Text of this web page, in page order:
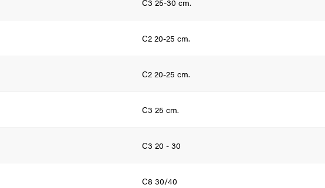
C3 25-30 cm.
C2 20-25 cm.
C2 20-25 cm.
C3 25 cm.
C3 20 - 30
C8 30/40